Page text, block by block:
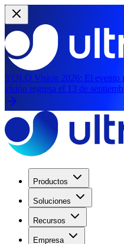
YOLO Vision 2026: El evento
visión regresa el 13 de
Productos
Soluciones
Recursos
Empresa